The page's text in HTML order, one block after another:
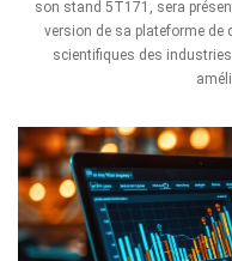
son stand 5T171, sera
version de sa plateforme
scientifiques des